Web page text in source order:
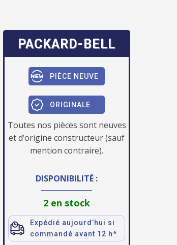
PACKARD-BELL
PIÈCE NEUVE
ORIGINALE
Toutes nos pièces sont neuves
et d’origine constructeur (sauf
mention contraire).
DISPONIBILITÉ :
2 en stock
Expédié aujourd’hui si
commandé avant 12 h*